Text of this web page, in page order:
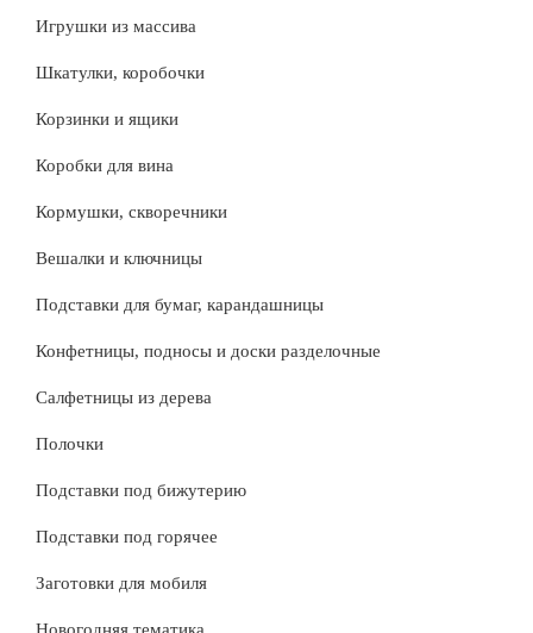
Игрушки из массива
Шкатулки, коробочки
Корзинки и ящики
Коробки для вина
Кормушки, скворечники
Вешалки и ключницы
Подставки для бумаг, карандашницы
Конфетницы, подносы и доски разделочные
Салфетницы из дерева
Полочки
Подставки под бижутерию
Подставки под горячее
Заготовки для мобиля